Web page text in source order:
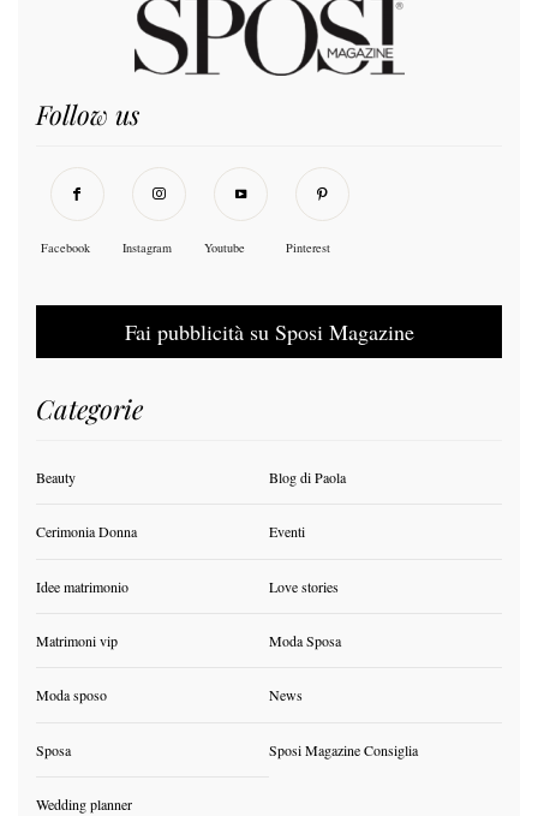
Follow us
Facebook Instagram Youtube Pinterest
Fai pubblicità su Sposi Magazine
Categorie
Beauty Blog di Paola
Cerimonia Donna Eventi
Idee matrimonio Love stories
Matrimoni vip Moda Sposa
Moda sposo News
Sposa Sposi Magazine Consiglia
Wedding planner